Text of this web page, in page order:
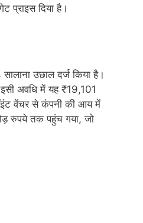
प्राइस दिया है।
उछाल दर्ज किया है।
अवधि में यह ₹19,101
वेंचर से कंपनी की आय में
रुपये तक पहुंच गया, जो